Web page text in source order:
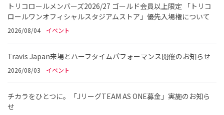
トリコロールメンバーズ2026/27 ゴールド会員以上限定 「トリコ
ロールワンオフィシャルスタジアムストア」優先入場権について
2026/08/04 イベント
Travis Japan来場とハーフタイムパフォーマンス開催のお知らせ
2026/08/03 イベント
チカラをひとつに。「JリーグTEAM AS ONE募金」実施のお知ら
せ